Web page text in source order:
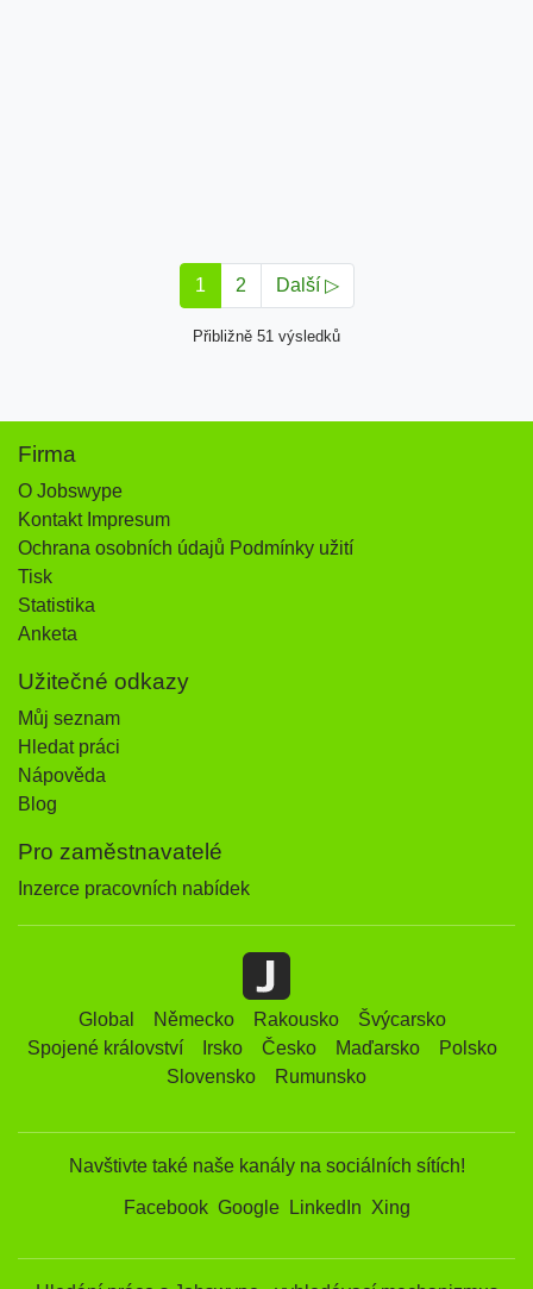
1 2 Další ▷
Přibližně 51 výsledků
Firma
O Jobswype
Kontakt Impresum
Ochrana osobních údajů Podmínky užití
Tisk
Statistika
Anketa
Užitečné odkazy
Můj seznam
Hledat práci
Nápověda
Blog
Pro zaměstnavatelé
Inzerce pracovních nabídek
Global Německo Rakousko
Švýcarsko
Spojené království
Irsko Česko Maďarsko
Polsko
Slovensko
Rumunsko
Navštivte také naše kanály na sociálních sítích!
Facebook Google LinkedIn Xing